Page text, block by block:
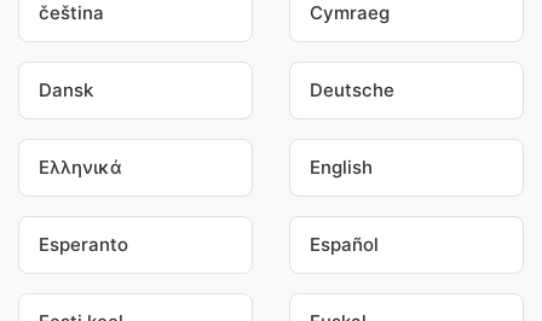
čeština Cymraeg
Dansk Deutsche
Ελληνικά English
Esperanto Español